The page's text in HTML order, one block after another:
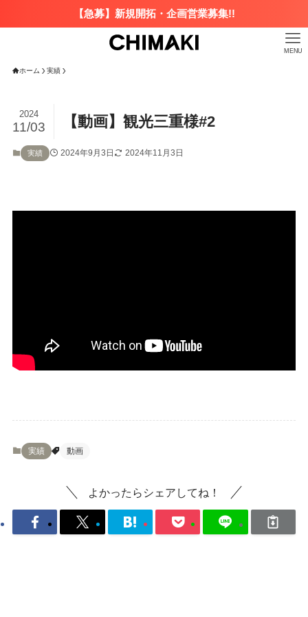
【急募】新規開拓・企画営業募集!!
MENU
ホーム 実績
【動画】観光三重様#2
2024
11/03
実績 2024年9月3日 2024年11月3日
実績 動画
よかったらシェアしてね！